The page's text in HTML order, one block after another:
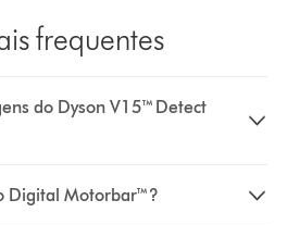
frequentes
do Dyson V15™ Detect
Digital Motorbar™?